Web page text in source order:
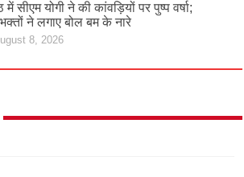
में सीएम योगी ने की कांवड़ियों पर पुष्प वर्षा;
ने लगाए बोल बम के नारे
8, 2026